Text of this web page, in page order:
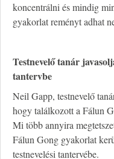
koncentrálni és mindig
gyakorlat reményt adhat
Testnevelő tanár
tantervbe
Neil Gapp, testnevelő
hogy találkozott a Fálun
Mi több annyira
Fálun Gong gyakorlat
testnevelési tantervébe.